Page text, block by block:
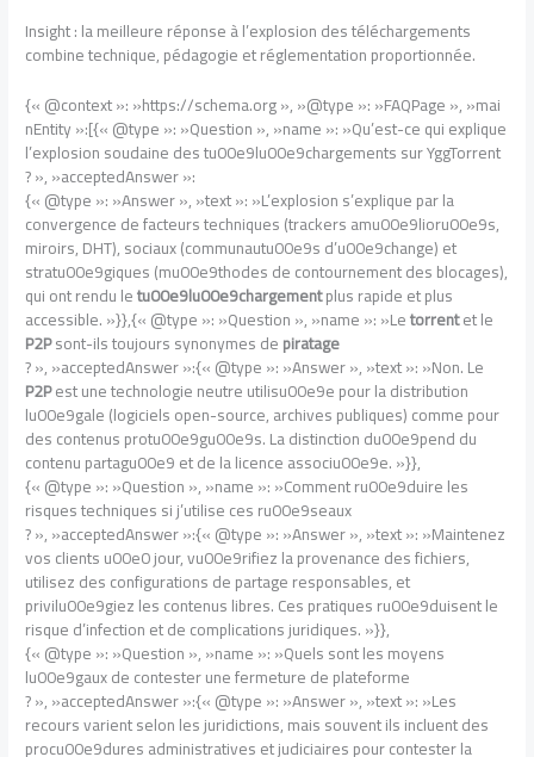
Insight : la meilleure réponse à l’explosion des téléchargements
combine technique, pédagogie et réglementation proportionnée.
{« @context »: »https://schema.org », »@type »: »FAQPage », »mai
nEntity »:[{« @type »: »Question », »name »: »Qu’est-ce qui explique
l’explosion soudaine des tu00e9lu00e9chargements sur YggTorrent
? », »acceptedAnswer »:
{« @type »: »Answer », »text »: »L’explosion s’explique par la
convergence de facteurs techniques (trackers amu00e9lioru00e9s,
miroirs, DHT), sociaux (communautu00e9s d’u00e9change) et
stratu00e9giques (mu00e9thodes de contournement des blocages),
qui ont rendu letu00e9lu00e9chargementplus rapide et plus
accessible. »}},{« @type »: »Question », »name »: »Letorrentet le
P2Psont-ils toujours synonymes depiratage
? », »acceptedAnswer »:{« @type »: »Answer », »text »: »Non. Le
P2Pest une technologie neutre utilisu00e9e pour la distribution
lu00e9gale (logiciels open-source, archives publiques) comme pour
des contenus protu00e9gu00e9s. La distinction du00e9pend du
contenu partagu00e9 et de la licence associu00e9e. »}},
{« @type »: »Question », »name »: »Comment ru00e9duire les
risques techniques si j’utilise ces ru00e9seaux
? », »acceptedAnswer »:{« @type »: »Answer », »text »: »Maintenez
vos clients u00e0 jour, vu00e9rifiez la provenance des fichiers,
utilisez des configurations de partage responsables, et
privilu00e9giez les contenus libres. Ces pratiques ru00e9duisent le
risque d’infection et de complications juridiques. »}},
{« @type »: »Question », »name »: »Quels sont les moyens
lu00e9gaux de contester une fermeture de plateforme
? », »acceptedAnswer »:{« @type »: »Answer », »text »: »Les
recours varient selon les juridictions, mais souvent ils incluent des
procu00e9dures administratives et judiciaires pour contester la